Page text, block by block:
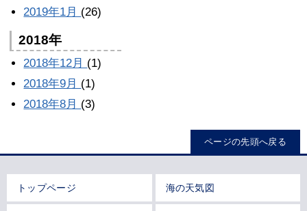
2019年1月 (26)
2018年
2018年12月 (1)
2018年9月 (1)
2018年8月 (3)
ページの先頭へ戻る
トップページ 海の天気図